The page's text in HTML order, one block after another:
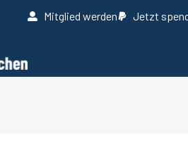
Mitglied werden Jetzt